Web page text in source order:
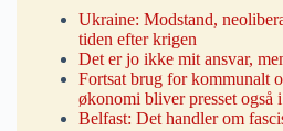
Ukraine: Modstand,
tiden efter krigen
Det er jo ikke mit ansvar,
Fortsat brug for kommunalt
økonomi bliver presset også
Belfast: Det handler om